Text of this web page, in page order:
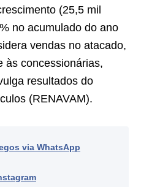
(25,5 mil
no acumulado do ano
vendas no atacado,
às concessionárias,
resultados do
(RENAVAM).
via WhatsApp